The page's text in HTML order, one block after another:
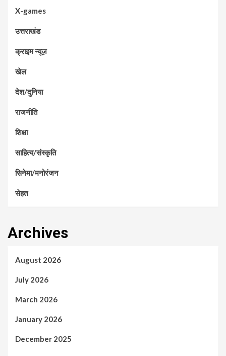
X-games
उत्तराखंड
क्राइम न्यूज़
खेल
देश/दुनिया
राजनीति
शिक्षा
साहित्य/संस्कृति
सिनेमा/मनोरंजन
सेहत
Archives
August 2026
July 2026
March 2026
January 2026
December 2025